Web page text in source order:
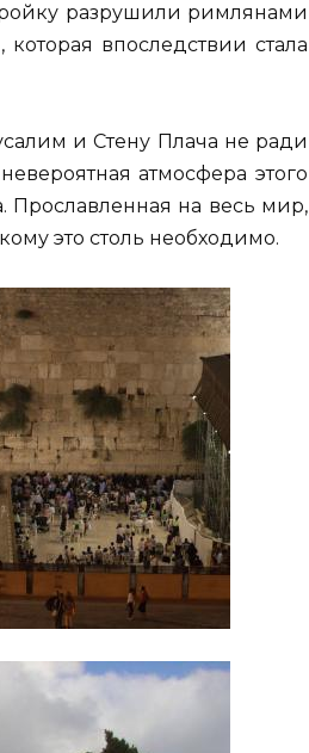
разрушили римлянами
впоследствии стала
и Стену Плача не ради
атмосфера этого
Прославленная на весь мир,
это столь необходимо.